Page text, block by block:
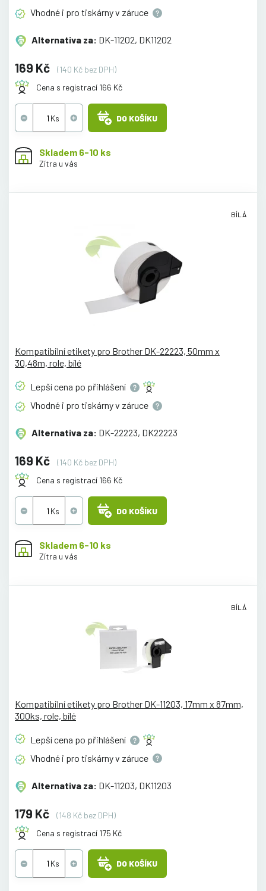
Vhodné i pro tiskárny v záruce
Alternativa za: DK-11202, DK11202
169 Kč
(140 Kč bez DPH)
Cena s registrací 166 Kč
DO KOŠÍKU
Skladem 6-10 ks
Zítra u vás
BÍLÁ
Kompatibilní etikety pro Brother DK-22223, 50mm x
30,48m, role, bílé
Lepší cena po přihlášení
Vhodné i pro tiskárny v záruce
Alternativa za: DK-22223, DK22223
169 Kč
(140 Kč bez DPH)
Cena s registrací 166 Kč
DO KOŠÍKU
Skladem 6-10 ks
Zítra u vás
BÍLÁ
Kompatibilní etikety pro Brother DK-11203, 17mm x 87mm,
300ks, role, bílé
Lepší cena po přihlášení
Vhodné i pro tiskárny v záruce
Alternativa za: DK-11203, DK11203
179 Kč
(148 Kč bez DPH)
Cena s registrací 175 Kč
DO KOŠÍKU